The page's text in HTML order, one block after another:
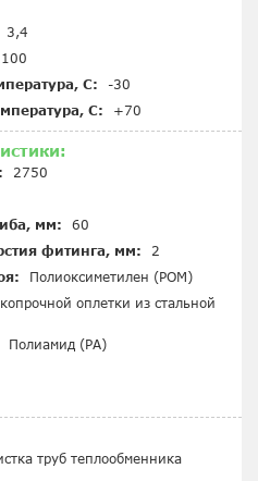
3,4
С:
-30
С:
+70
2750
мм:
60
фитинга, мм:
2
Полиоксиметилен (POM)
оплетки из стальной
Полиамид (PA)
труб теплообменника